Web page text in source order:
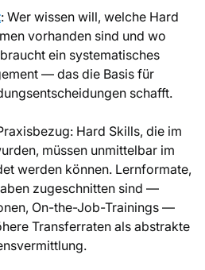
: Wer wissen will, welche Hard
vorhanden sind und wo
ein systematisches
— das die Basis für
schafft.
Hard Skills, die im
müssen unmittelbar im
werden können. Lernformate,
zugeschnitten sind —
On-the-Job-Trainings —
Transferraten als abstrakte